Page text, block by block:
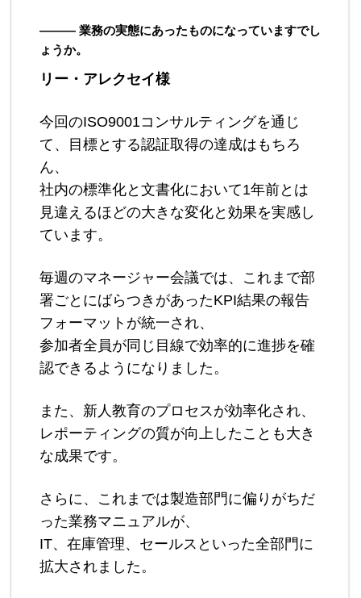
――― 業務の実態にあったものになっていますでし
ょうか。
リー・アレクセイ様
今回のISO9001コンサルティングを通じ
て、目標とする認証取得の達成はもちろ
ん、
社内の標準化と文書化において1年前とは
見違えるほどの大きな変化と効果を実感し
ています。
毎週のマネージャー会議では、これまで部
署ごとにばらつきがあったKPI結果の報告
フォーマットが統一され、
参加者全員が同じ目線で効率的に進捗を確
認できるようになりました。
また、新人教育のプロセスが効率化され、
レポーティングの質が向上したことも大き
な成果です。
さらに、これまでは製造部門に偏りがちだ
った業務マニュアルが、
IT、在庫管理、セールスといった全部門に
拡大されました。